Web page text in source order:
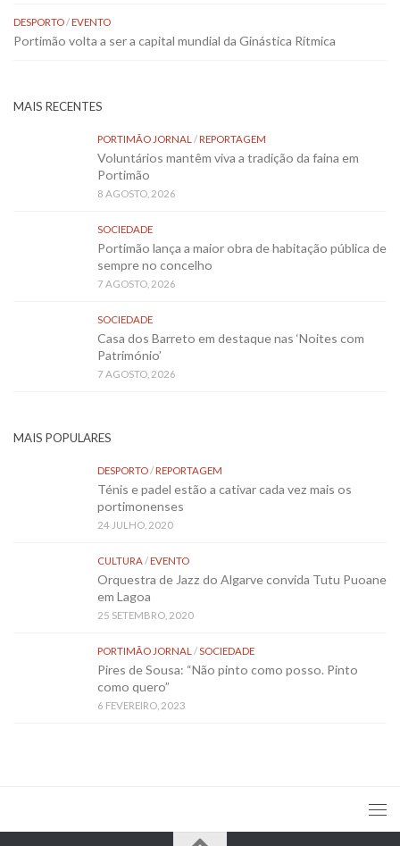
DESPORTO/EVENTO
Portimão volta a ser a capital mundial da Ginástica Rítmica
MAIS RECENTES
PORTIMÃO JORNAL /REPORTAGEM
Voluntários mantêm viva a tradição da faina em
Portimão
8 AGOSTO, 2026
SOCIEDADE
Portimão lança a maior obra de habitação pública de
sempre no concelho
7 AGOSTO, 2026
SOCIEDADE
Casa dos Barreto em destaque nas ‘Noites com
Património’
7 AGOSTO, 2026
MAIS POPULARES
DESPORTO/REPORTAGEM
Ténis e padel estão a cativar cada vez mais os
portimonenses
24 JULHO, 2020
CULTURA/EVENTO
Orquestra de Jazz do Algarve convida Tutu Puoane
em Lagoa
25 SETEMBRO, 2020
PORTIMÃO JORNAL /SOCIEDADE
Pires de Sousa: “Não pinto como posso. Pinto
como quero”
6 FEVEREIRO, 2023